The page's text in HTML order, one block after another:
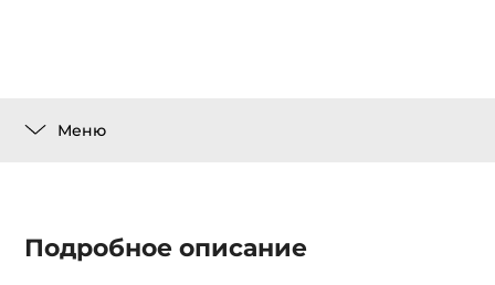
Меню
Подробное описание